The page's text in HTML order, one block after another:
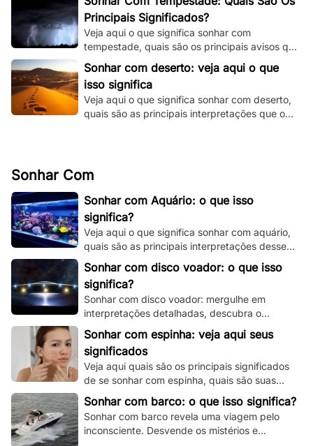
Principais Significados?
Veja aqui o que significa sonhar com
tempestade, quais são os principais avisos que
o seu subconsciente está tentando te dizer e
muito mais.
Sonhar com deserto: veja aqui o que
isso significa
Veja aqui o que significa sonhar com deserto,
quais são as principais interpretações que o
Sonhar Com
Sonhar com Aquário: o que isso
significa?
Veja aqui o que significa sonhar com aquário,
quais são as principais interpretações desse
sonho e muito mais. Clique e fique por dentro.
Sonhar com disco voador: o que isso
significa?
Sonhar com disco voador: mergulhe em
interpretações detalhadas, descubra o
significado espiritual e psicológico e todas as
variações!
Sonhar com espinha: veja aqui seus
significados
Veja aqui quais são os principais significados
de se sonhar com espinha, quais são suas
principais variações e muito mais.
Sonhar com barco: o que isso significa?
Sonhar com barco revela uma viagem pelo
inconsciente. Desvende os mistérios e